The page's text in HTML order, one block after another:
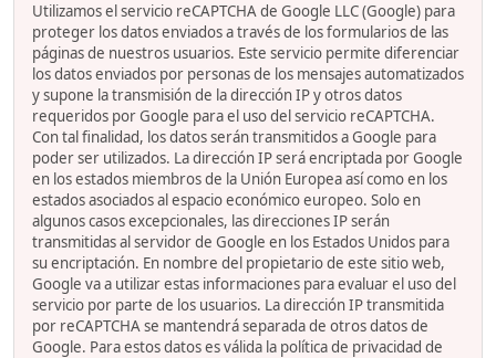
Utilizamos el servicio reCAPTCHA de Google LLC (Google) para
proteger los datos enviados a través de los formularios de las
páginas de nuestros usuarios. Este servicio permite diferenciar
los datos enviados por personas de los mensajes automatizados
y supone la transmisión de la dirección IP y otros datos
requeridos por Google para el uso del servicio reCAPTCHA.
Con tal finalidad, los datos serán transmitidos a Google para
poder ser utilizados. La dirección IP será encriptada por Google
en los estados miembros de la Unión Europea así como en los
estados asociados al espacio económico europeo. Solo en
algunos casos excepcionales, las direcciones IP serán
transmitidas al servidor de Google en los Estados Unidos para
su encriptación. En nombre del propietario de este sitio web,
Google va a utilizar estas informaciones para evaluar el uso del
servicio por parte de los usuarios. La dirección IP transmitida
por reCAPTCHA se mantendrá separada de otros datos de
Google. Para estos datos es válida la política de privacidad de